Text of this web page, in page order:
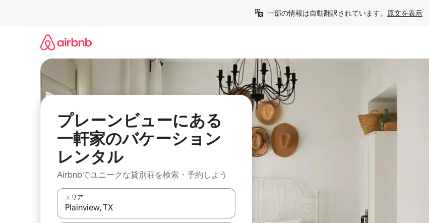
一部の情報は自動翻訳されています。 原文を表示
プレーンビューにある
一軒家のバケーション
レンタル
Airbnbでユニークな貸別荘を検索・予約しよう
エリア
検索結果が表示されたら、上下の矢印キーを使って移動するか、画面をタッチまたはスワイプして検索結果を確認